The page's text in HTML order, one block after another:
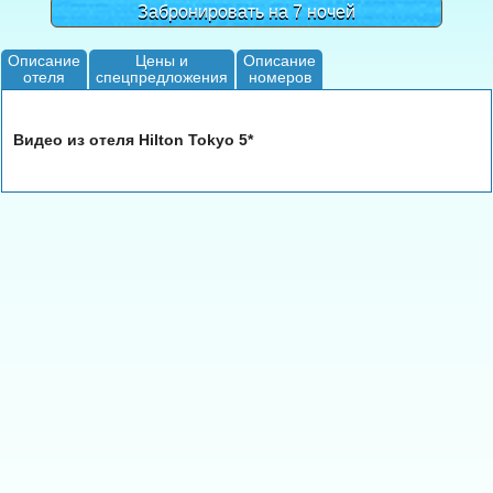
Забронировать на 7 ночей
Описание
отеля
Цены и
спецпредложения
Описание
номеров
Видео из отеля Hilton Tokyo 5*